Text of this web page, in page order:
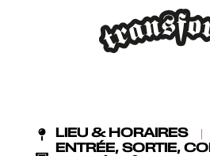
LIEU & HORAIRES
ENTRÉE, SORTIE,